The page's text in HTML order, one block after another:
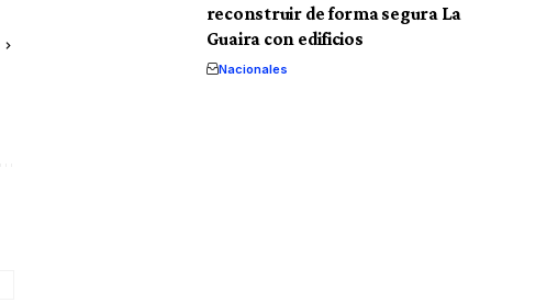
reconstruir de forma segura La
Guaira con edificios
Nacionales